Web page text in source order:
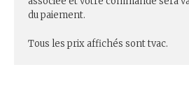
du paiement.
Tous les prix affichés sont tvac.